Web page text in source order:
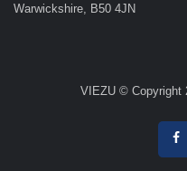
Warwickshire, B50 4JN
VIEZU © Copyright